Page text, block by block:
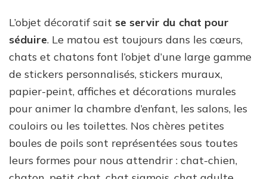
L’objet décoratif sait se servir du chat pour
séduire. Le matou est toujours dans les cœurs,
chats et chatons font l’objet d’une large gamme
de stickers personnalisés, stickers muraux,
papier-peint, affiches et décorations murales
pour animer la chambre d’enfant, les salons, les
couloirs ou les toilettes. Nos chères petites
boules de poils sont représentées sous toutes
leurs formes pour nous attendrir : chat-chien,